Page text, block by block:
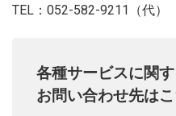
TEL：052-582-9211（代）
各種サービスに関
お問い合わせ先は